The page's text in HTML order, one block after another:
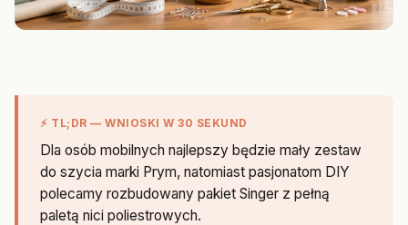
⚡ TL;DR — WNIOSKI W 30 SEKUND
Dla osób mobilnych najlepszy będzie mały zestaw
do szycia marki Prym, natomiast pasjonatom DIY
polecamy rozbudowany pakiet Singer z pełną
paletą nici poliestrowych.